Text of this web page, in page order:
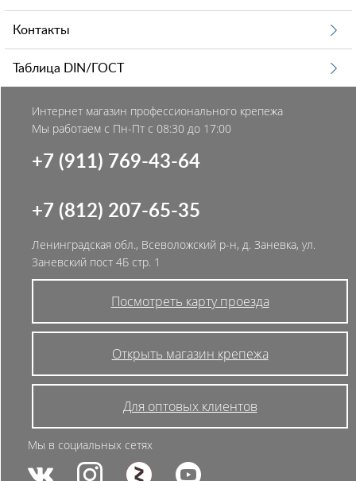
Контакты
Таблица DIN/ГОСТ
Интернет магазин профессионального крепежа
Мы работаем с Пн-Пт с 08:30 до 17:00
+7 (911) 769-43-64
+7 (812) 207-65-35
Ленинградская обл., Всеволожский р-н, д. Заневка, ул.
Заневский пост 4Б стр. 1
Посмотреть карту проезда
Открыть магазин крепежа
Для оптовых клиентов
Мы в социальных сетях